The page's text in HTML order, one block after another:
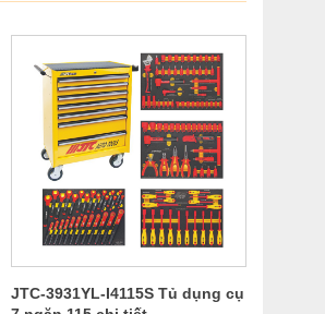
JTC-3931YL-I4115S Tủ dụng cụ